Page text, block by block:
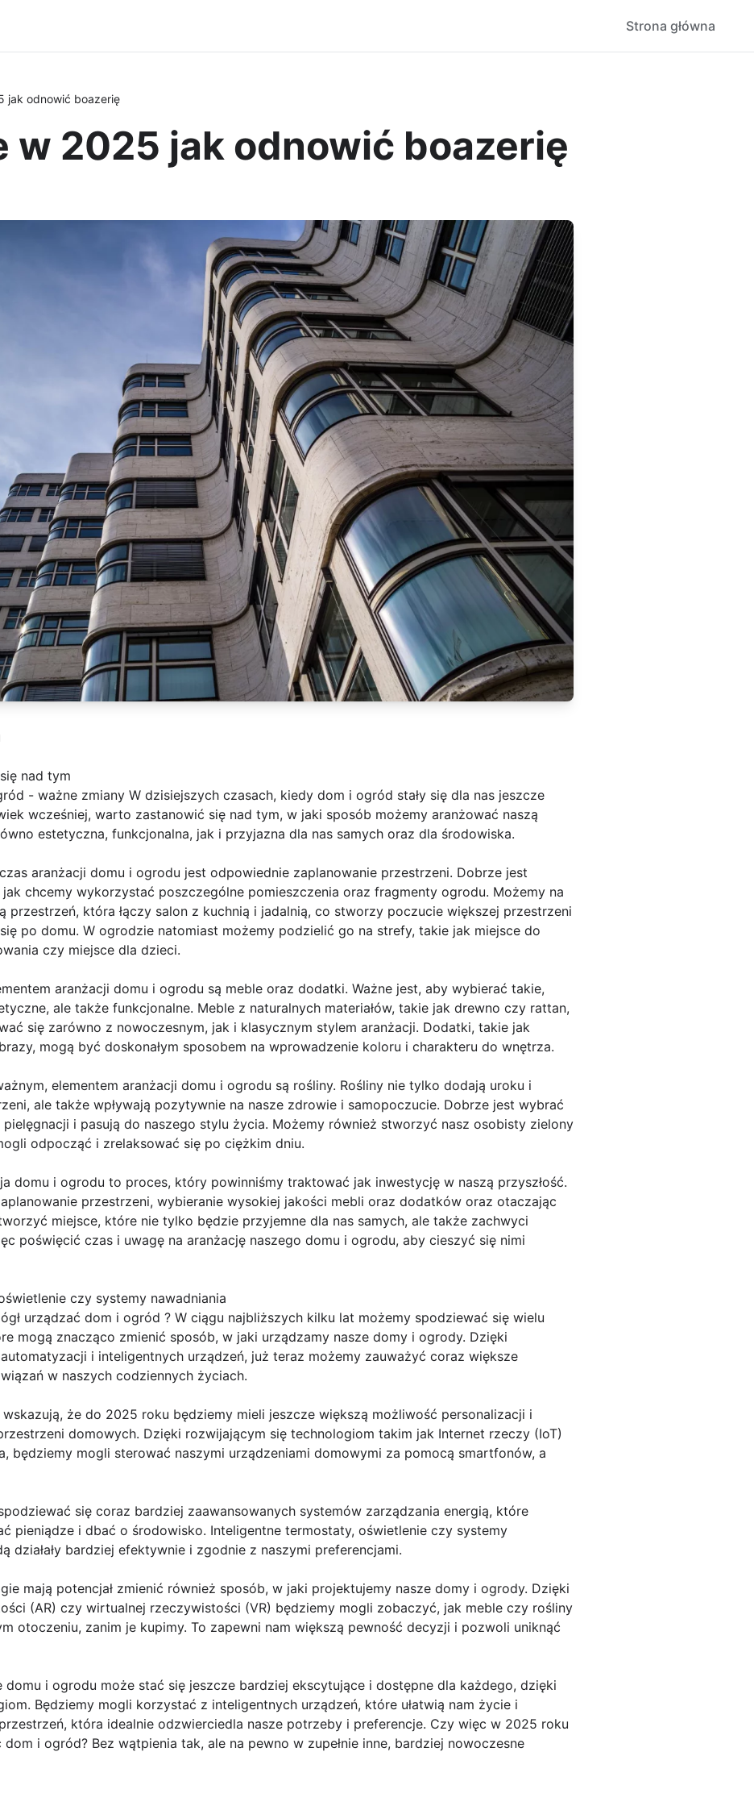
Strona główna
jak odnowić boazerię
w 2025 jak odnowić boazerię
nad tym
- ważne zmiany W dzisiejszych czasach, kiedy dom i ogród stały się dla nas jeszcze
wcześniej, warto zastanowić się nad tym, w jaki sposób możemy aranżować naszą
estetyczna, funkcjonalna, jak i przyjazna dla nas samych oraz dla środowiska.
aranżacji domu i ogrodu jest odpowiednie zaplanowanie przestrzeni. Dobrze jest
chcemy wykorzystać poszczególne pomieszczenia oraz fragmenty ogrodu. Możemy na
przestrzeń, która łączy salon z kuchnią i jadalnią, co stworzy poczucie większej przestrzeni
po domu. W ogrodzie natomiast możemy podzielić go na strefy, takie jak miejsce do
czy miejsce dla dzieci.
aranżacji domu i ogrodu są meble oraz dodatki. Ważne jest, aby wybierać takie,
ale także funkcjonalne. Meble z naturalnych materiałów, takie jak drewno czy rattan,
się zarówno z nowoczesnym, jak i klasycznym stylem aranżacji. Dodatki, takie jak
mogą być doskonałym sposobem na wprowadzenie koloru i charakteru do wnętrza.
elementem aranżacji domu i ogrodu są rośliny. Rośliny nie tylko dodają uroku i
ale także wpływają pozytywnie na nasze zdrowie i samopoczucie. Dobrze jest wybrać
pielęgnacji i pasują do naszego stylu życia. Możemy również stworzyć nasz osobisty zielony
odpocząć i zrelaksować się po ciężkim dniu.
domu i ogrodu to proces, który powinniśmy traktować jak inwestycję w naszą przyszłość.
przestrzeni, wybieranie wysokiej jakości mebli oraz dodatków oraz otaczając
miejsce, które nie tylko będzie przyjemne dla nas samych, ale także zachwyci
poświęcić czas i uwagę na aranżację naszego domu i ogrodu, aby cieszyć się nimi
czy systemy nawadniania
urządzać dom i ogród ? W ciągu najbliższych kilku lat możemy spodziewać się wielu
mogą znacząco zmienić sposób, w jaki urządzamy nasze domy i ogrody. Dzięki
i inteligentnych urządzeń, już teraz możemy zauważyć coraz większe
w naszych codziennych życiach.
wskazują, że do 2025 roku będziemy mieli jeszcze większą możliwość personalizacji i
domowych. Dzięki rozwijającym się technologiom takim jak Internet rzeczy (IoT)
będziemy mogli sterować naszymi urządzeniami domowymi za pomocą smartfonów, a
się coraz bardziej zaawansowanych systemów zarządzania energią, które
pieniądze i dbać o środowisko. Inteligentne termostaty, oświetlenie czy systemy
działały bardziej efektywnie i zgodnie z naszymi preferencjami.
mają potencjał zmienić również sposób, w jaki projektujemy nasze domy i ogrody. Dzięki
(AR) czy wirtualnej rzeczywistości (VR) będziemy mogli zobaczyć, jak meble czy rośliny
otoczeniu, zanim je kupimy. To zapewni nam większą pewność decyzji i pozwoli uniknąć
domu i ogrodu może stać się jeszcze bardziej ekscytujące i dostępne dla każdego, dzięki
Będziemy mogli korzystać z inteligentnych urządzeń, które ułatwią nam życie i
która idealnie odzwierciedla nasze potrzeby i preferencje. Czy więc w 2025 roku
dom i ogród? Bez wątpienia tak, ale na pewno w zupełnie inne, bardziej nowoczesne